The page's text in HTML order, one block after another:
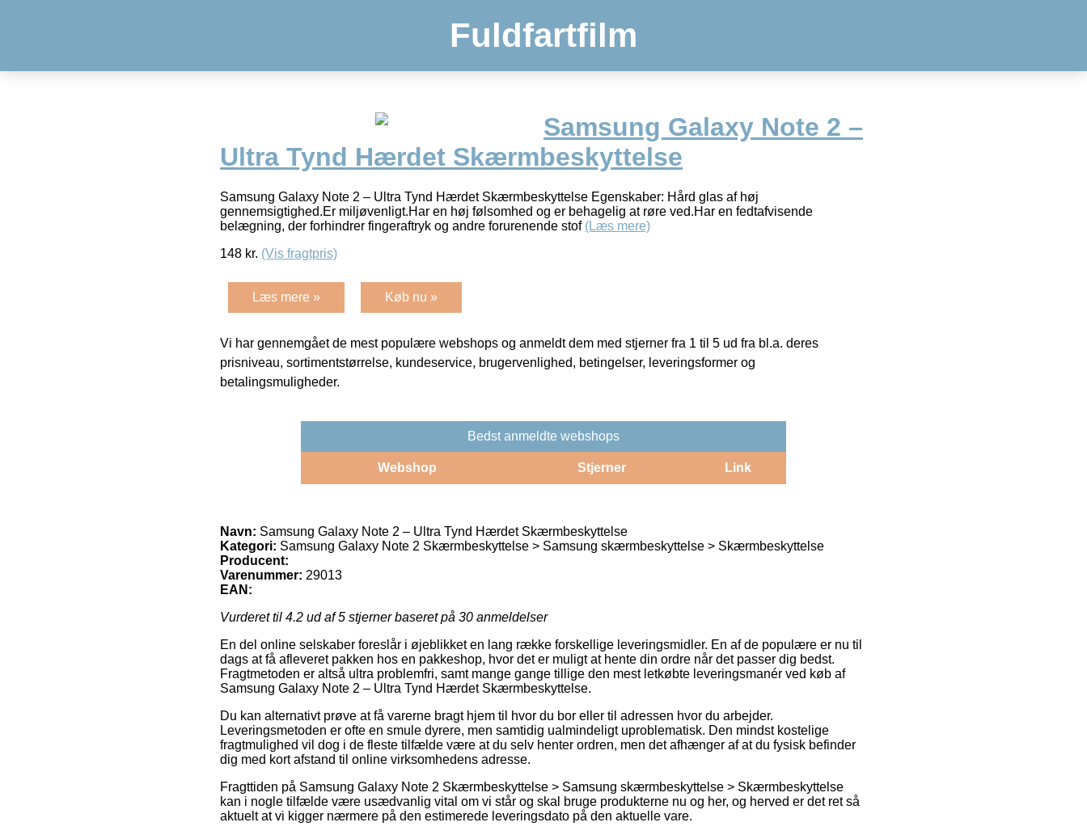
Fuldfartfilm
Samsung Galaxy Note 2 –
Ultra Tynd Hærdet Skærmbeskyttelse
Samsung Galaxy Note 2 – Ultra Tynd Hærdet Skærmbeskyttelse Egenskaber: Hård glas af høj
gennemsigtighed.Er miljøvenligt.Har en høj følsomhed og er behagelig at røre ved.Har en fedtafvisende
belægning, der forhindrer fingeraftryk og andre forurenende stof (Læs mere)
148 kr. (Vis fragtpris)
Læs mere » Køb nu »
Vi har gennemgået de mest populære webshops og anmeldt dem med stjerner fra 1 til 5 ud fra bl.a. deres
prisniveau, sortimentstørrelse, kundeservice, brugervenlighed, betingelser, leveringsformer og
betalingsmuligheder.
Bedst anmeldte webshops
Webshop Stjerner Link
Navn: Samsung Galaxy Note 2 – Ultra Tynd Hærdet Skærmbeskyttelse
Kategori: Samsung Galaxy Note 2 Skærmbeskyttelse > Samsung skærmbeskyttelse > Skærmbeskyttelse
Producent:
Varenummer: 29013
EAN:
Vurderet til 4.2 ud af 5 stjerner baseret på 30 anmeldelser
En del online selskaber foreslår i øjeblikket en lang række forskellige leveringsmidler. En af de populære er nu til
dags at få afleveret pakken hos en pakkeshop, hvor det er muligt at hente din ordre når det passer dig bedst.
Fragtmetoden er altså ultra problemfri, samt mange gange tillige den mest letkøbte leveringsmanér ved køb af
Samsung Galaxy Note 2 – Ultra Tynd Hærdet Skærmbeskyttelse.
Du kan alternativt prøve at få varerne bragt hjem til hvor du bor eller til adressen hvor du arbejder.
Leveringsmetoden er ofte en smule dyrere, men samtidig ualmindeligt uproblematisk. Den mindst kostelige
fragtmulighed vil dog i de fleste tilfælde være at du selv henter ordren, men det afhænger af at du fysisk befinder
dig med kort afstand til online virksomhedens adresse.
Fragttiden på Samsung Galaxy Note 2 Skærmbeskyttelse > Samsung skærmbeskyttelse > Skærmbeskyttelse
kan i nogle tilfælde være usædvanlig vital om vi står og skal bruge produkterne nu og her, og herved er det ret så
aktuelt at vi kigger nærmere på den estimerede leveringsdato på den aktuelle vare.